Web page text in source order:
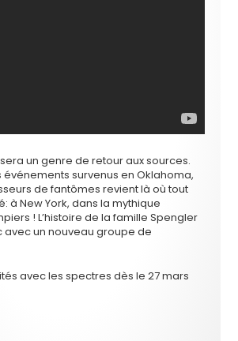
un genre de retour aux sources.
événements survenus en Oklahoma,
de fantômes revient là où tout
à New York, dans la mythique
! L’histoire de la famille Spengler
avec un nouveau groupe de
avec les spectres dès le 27 mars